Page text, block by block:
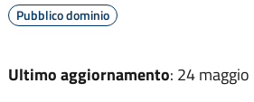
Pubblico dominio
Ultimo aggiornamento: 24